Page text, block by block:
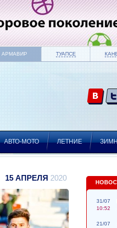
АРМАВИР ТУАПСЕ
АВТО-МОТО ЛЕТНИЕ
15 АПРЕЛЯ 2020
31/07
10:52
21/07